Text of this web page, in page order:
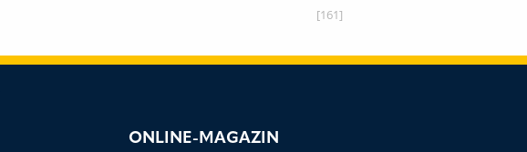
[161]
ONLINE-MAGAZIN